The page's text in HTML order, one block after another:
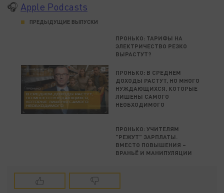
🎧 Apple Podcasts
ПРЕДЫДУЩИЕ ВЫПУСКИ
ПРОНЬКО: ТАРИФЫ НА
ЭЛЕКТРИЧЕСТВО РЕЗКО
ВЫРАСТУТ?
ПРОНЬКО: В СРЕДНЕМ
ДОХОДЫ РАСТУТ, НО МНОГО
НУЖДАЮЩИХСЯ, КОТОРЫЕ
ЛИШЕНЫ САМОГО
НЕОБХОДИМОГО
ПРОНЬКО: УЧИТЕЛЯМ
"РЕЖУТ" ЗАРПЛАТЫ.
ВМЕСТО ПОВЫШЕНИЯ –
ВРАНЬЁ И МАНИПУЛЯЦИИ